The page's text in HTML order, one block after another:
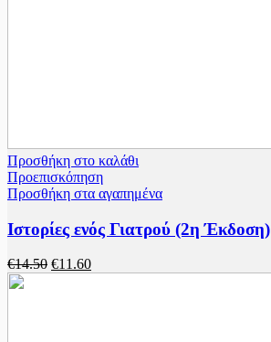
Προσθήκη στο καλάθι
Προεπισκόπηση
Προσθήκη στα αγαπημένα
Ιστορίες ενός Γιατρού (2η Έκδοση)
€14.50 €11.60